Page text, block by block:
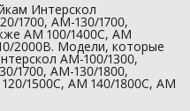
Интерскол
1700, АМ-130/1700,
АМ 100/1400С, АМ
2000В. Модели, которые
АМ-100/1300,
1700, АМ-130/1800,
1500С, АМ 140/1800С, АМ